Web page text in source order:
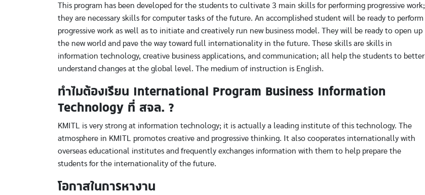
This program has been developed for the students to cultivate 3 main skills for performing progressive work;
they are necessary skills for computer tasks of the future. An accomplished student will be ready to perform
progressive work as well as to initiate and creatively run new business model. They will be ready to open up
the new world and pave the way toward full internationality in the future. These skills are skills in
information technology, creative business applications, and communication; all help the students to better
understand changes at the global level. The medium of instruction is English.
ทำไมต้องเรียน International Program Business Information
Technology ที่ สจล. ?
KMITL is very strong at information technology; it is actually a leading institute of this technology. The
atmosphere in KMITL promotes creative and progressive thinking. It also cooperates internationally with
overseas educational institutes and frequently exchanges information with them to help prepare the
students for the internationality of the future.
โอกาสในการหางาน